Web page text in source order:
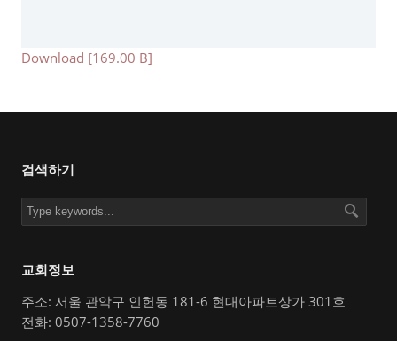
Download [169.00 B]
검색하기
교회정보
주소: 서울 관악구 인헌동 181-6 현대아파트상가 301호
전화: 0507-1358-7760